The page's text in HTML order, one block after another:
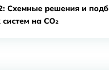
Схемные решения и
на CO₂